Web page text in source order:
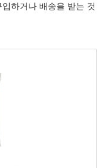
하거나 배송을 받는 것